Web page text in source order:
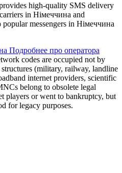
high-quality SMS delivery
in Німеччина and
messengers in Німеччина
Подробнее про оператора
codes are occupied not by
(military, railway, landline
internet providers, scientific
belong to obsolete legal
players or went to bankruptcy, but
for legacy purposes.